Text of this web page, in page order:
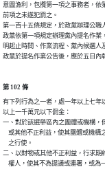
意圖漁利，包攬第一項之事務者，依
前項之未遂犯罰之。
第一百十五條規定，於政黨辦理公職
政黨依第一項規定辦理黨內提名作業
明起止時間、作業流程、黨內候選
政黨於提名作業公告後，應於五日內
第 102 條
有下列行為之一者，處一年以上七年
以上一千萬元以下罰金：
一、對於該選舉區內之團體或機構，
或其他不正利益，使其團體或機
    之行使。
二、以財物或其他不正利益，行求
權人，使其不為提議或連署，或為